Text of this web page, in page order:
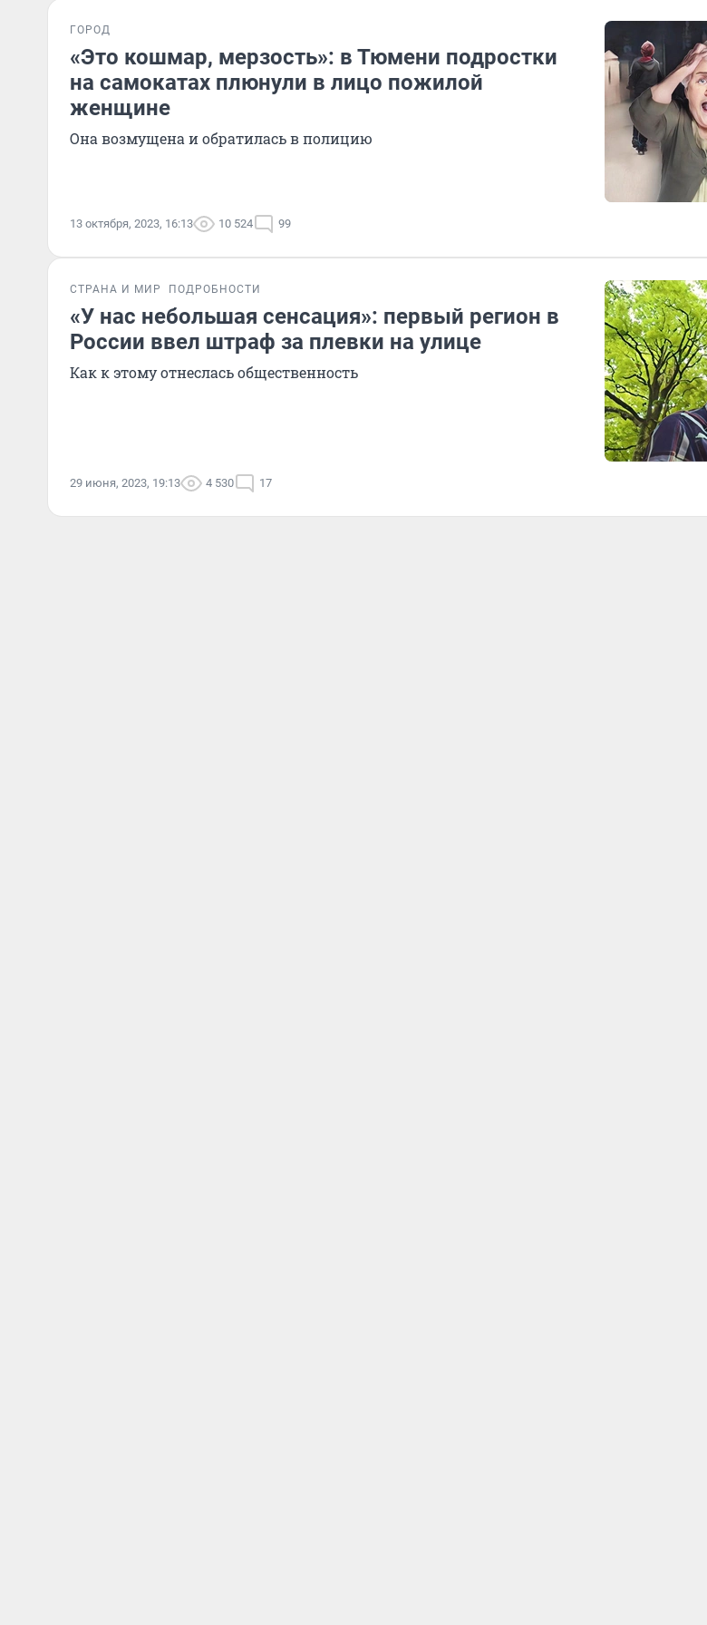
ГОРОД
«Это кошмар, мерзость»: в Тюмени подростки
на самокатах плюнули в лицо пожилой
женщине
Она возмущена и обратилась в полицию
13 октября, 2023, 16:13 10 524 99
СТРАНА И МИР ПОДРОБНОСТИ
«У нас небольшая сенсация»: первый регион в
России ввел штраф за плевки на улице
Как к этому отнеслась общественность
29 июня, 2023, 19:13 4 530 17